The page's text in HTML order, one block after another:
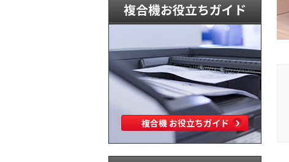
複合機お役立ちガイド
複合機 お役立ちガイド